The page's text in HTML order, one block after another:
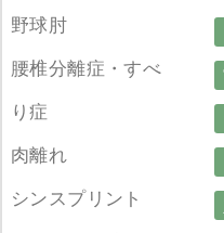
野球肘
腰椎分離症・すべ
り症
肉離れ
シンスプリント